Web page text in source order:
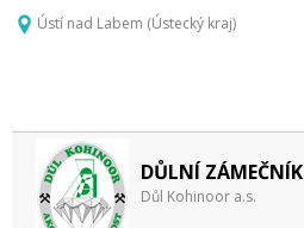
Ústí nad Labem (Ústecký kraj)
DŮLNÍ ZÁMEČNÍK
Důl Kohinoor a.s.